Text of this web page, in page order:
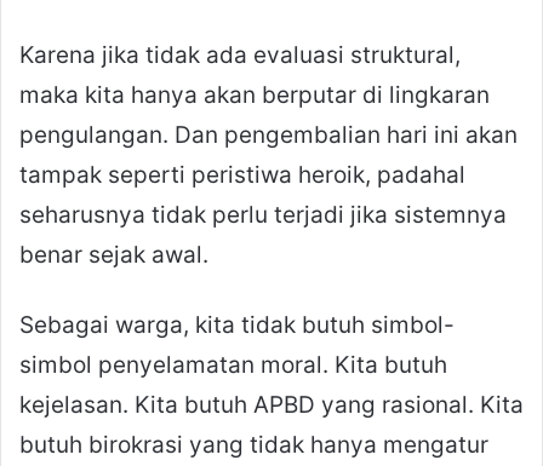
Karena jika tidak ada evaluasi struktural,
maka kita hanya akan berputar di lingkaran
pengulangan. Dan pengembalian hari ini akan
tampak seperti peristiwa heroik, padahal
seharusnya tidak perlu terjadi jika sistemnya
benar sejak awal.
Sebagai warga, kita tidak butuh simbol-
simbol penyelamatan moral. Kita butuh
kejelasan. Kita butuh APBD yang rasional. Kita
butuh birokrasi yang tidak hanya mengatur